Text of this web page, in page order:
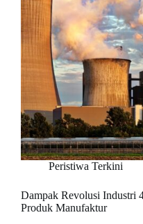
Peristiwa Terkini
Dampak Revolusi Industri
Produk Manufaktur